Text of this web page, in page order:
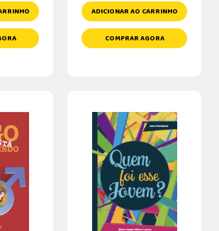
ADICIONAR AO CARRINHO
COMPRAR AGORA